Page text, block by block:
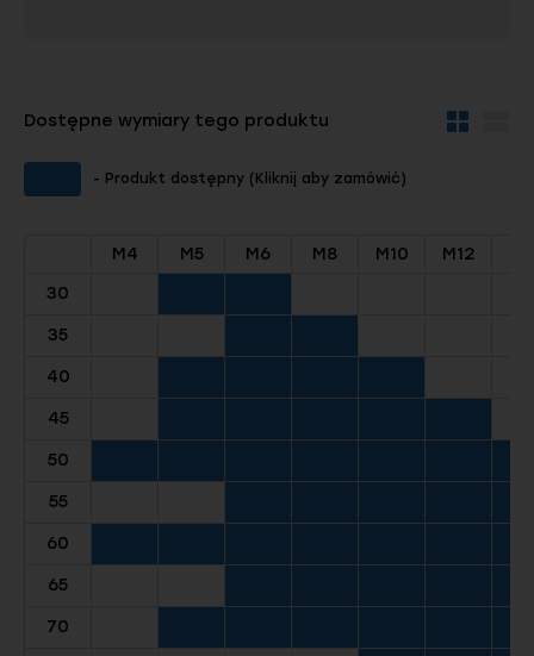
Dostępne wymiary tego produktu
Widok
- Produkt dostępny (Kliknij aby zamówić)
M4 M5 M6 M8 M10 M12
30
35
40
45
50
55
60
65
70